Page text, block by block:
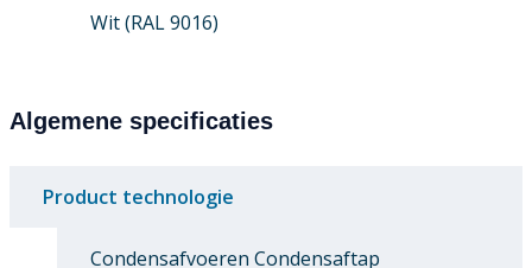
Wit (RAL 9016)
Algemene specificaties
Product technologie
Condensafvoeren Condensaftap